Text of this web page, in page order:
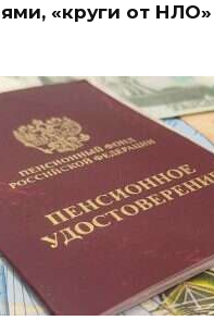
«круги от НЛО»